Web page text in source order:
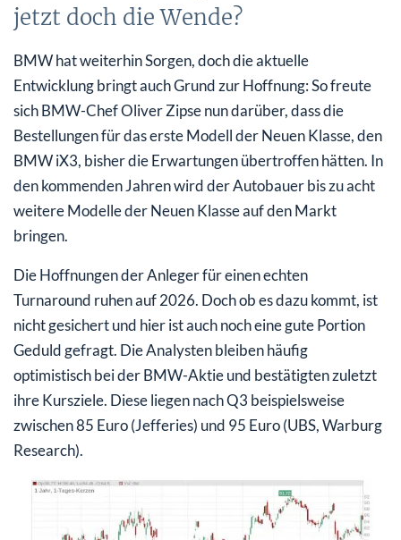
jetzt doch die Wende?
BMW hat weiterhin Sorgen, doch die aktuelle
Entwicklung bringt auch Grund zur Hoffnung: So freute
sich BMW-Chef Oliver Zipse nun darüber, dass die
Bestellungen für das erste Modell der Neuen Klasse, den
BMW iX3, bisher die Erwartungen übertroffen hätten. In
den kommenden Jahren wird der Autobauer bis zu acht
weitere Modelle der Neuen Klasse auf den Markt
bringen.
Die Hoffnungen der Anleger für einen echten
Turnaround ruhen auf 2026. Doch ob es dazu kommt, ist
nicht gesichert und hier ist auch noch eine gute Portion
Geduld gefragt. Die Analysten bleiben häufig
optimistisch bei der BMW-Aktie und bestätigten zuletzt
ihre Kursziele. Diese liegen nach Q3 beispielsweise
zwischen 85 Euro (Jefferies) und 95 Euro (UBS, Warburg
Research).